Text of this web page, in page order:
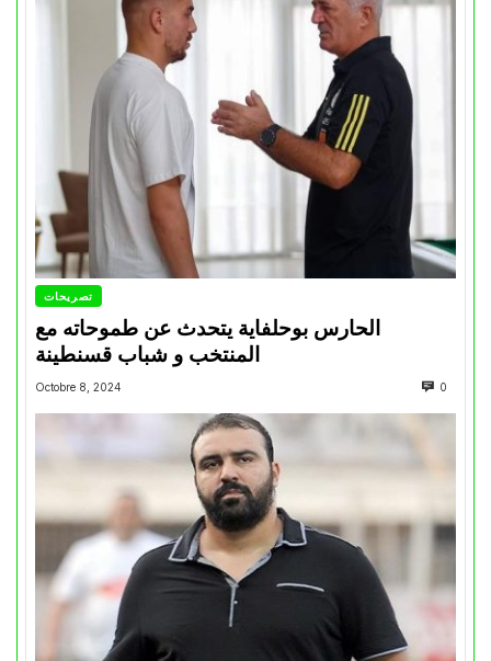
تصريحات
الحارس بوحلفاية يتحدث عن طموحاته مع
المنتخب و شباب قسنطينة
Octobre 8, 2024 0